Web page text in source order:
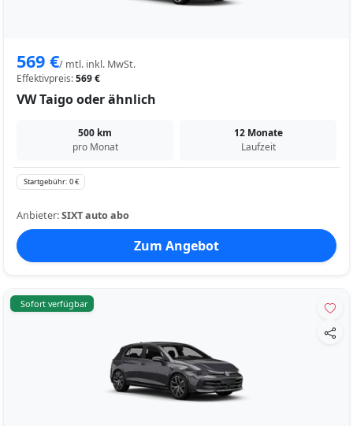
569 €/ mtl. inkl. MwSt.
Effektivpreis:569 €
VW Taigo oder ähnlich
500 km
pro Monat
12 Monate
Laufzeit
Startgebühr: 0 €
Anbieter:SIXT auto abo
Zum Angebot
Sofort verfügbar